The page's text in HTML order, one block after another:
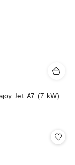
Jet A7 (7 kW)